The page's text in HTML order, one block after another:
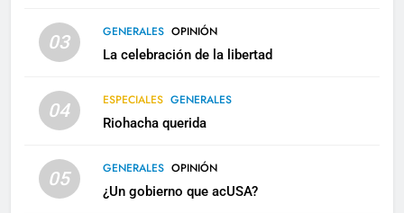
03 GENERALES OPINIÓN
La celebración de la libertad
04 ESPECIALES GENERALES
Riohacha querida
05 GENERALES OPINIÓN
¿Un gobierno que acUSA?